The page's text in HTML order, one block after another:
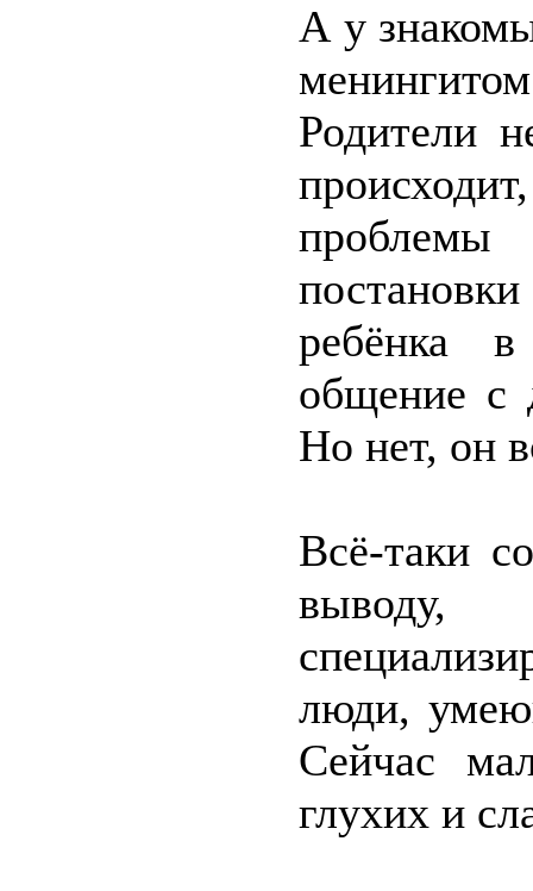
А у
Родители
ребёнка
общение с
Но нет, он
Всё-таки
выводу,
люди,
Сейчас
глухих и